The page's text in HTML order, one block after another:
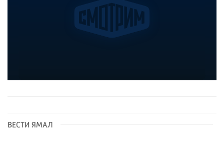
ВЕСТИ ЯМАЛ